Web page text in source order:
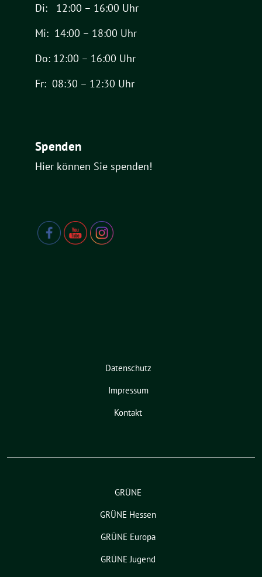
Di: 12:00 – 16:00 Uhr
Mi: 14:00 – 18:00 Uhr
Do: 12:00 – 16:00 Uhr
Fr: 08:30 – 12:30 Uhr
Spenden
Hier können Sie spenden!
Datenschutz
Impressum
Kontakt
GRÜNE
GRÜNE Hessen
GRÜNE Europa
GRÜNE Jugend